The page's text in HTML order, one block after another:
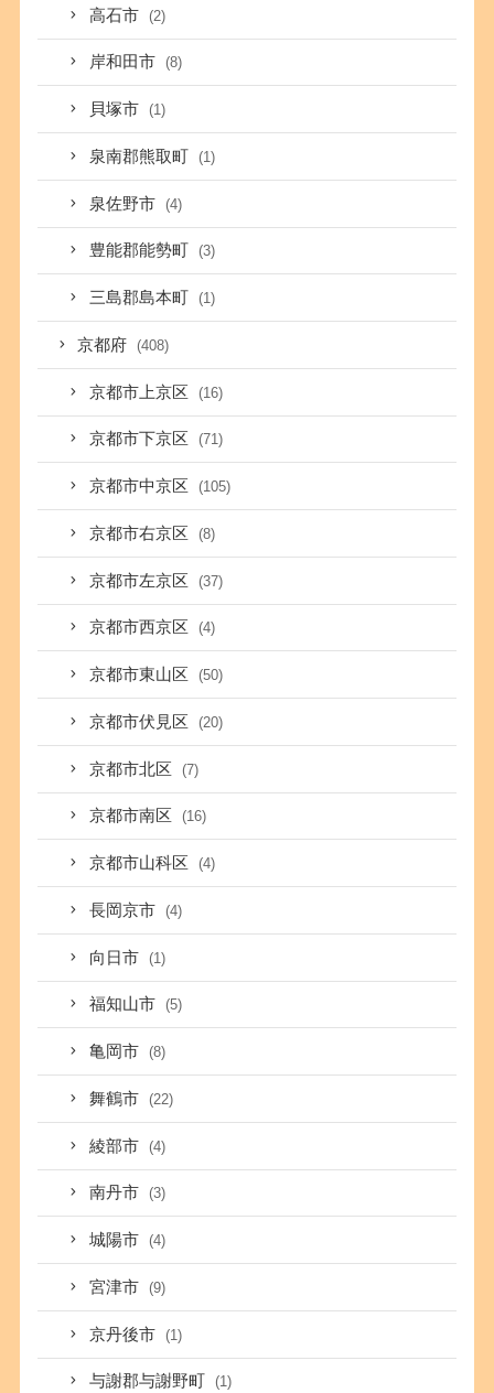
高石市 (2)
岸和田市 (8)
貝塚市 (1)
泉南郡熊取町 (1)
泉佐野市 (4)
豊能郡能勢町 (3)
三島郡島本町 (1)
京都府 (408)
京都市上京区 (16)
京都市下京区 (71)
京都市中京区 (105)
京都市右京区 (8)
京都市左京区 (37)
京都市西京区 (4)
京都市東山区 (50)
京都市伏見区 (20)
京都市北区 (7)
京都市南区 (16)
京都市山科区 (4)
長岡京市 (4)
向日市 (1)
福知山市 (5)
亀岡市 (8)
舞鶴市 (22)
綾部市 (4)
南丹市 (3)
城陽市 (4)
宮津市 (9)
京丹後市 (1)
与謝郡与謝野町 (1)